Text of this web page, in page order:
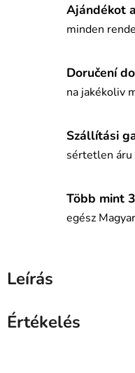
Ajándékot
minden
Doručení
na jakékoliv
Szállítási
sértetlen áru
Több mint
egész
Leírás
Értékelés